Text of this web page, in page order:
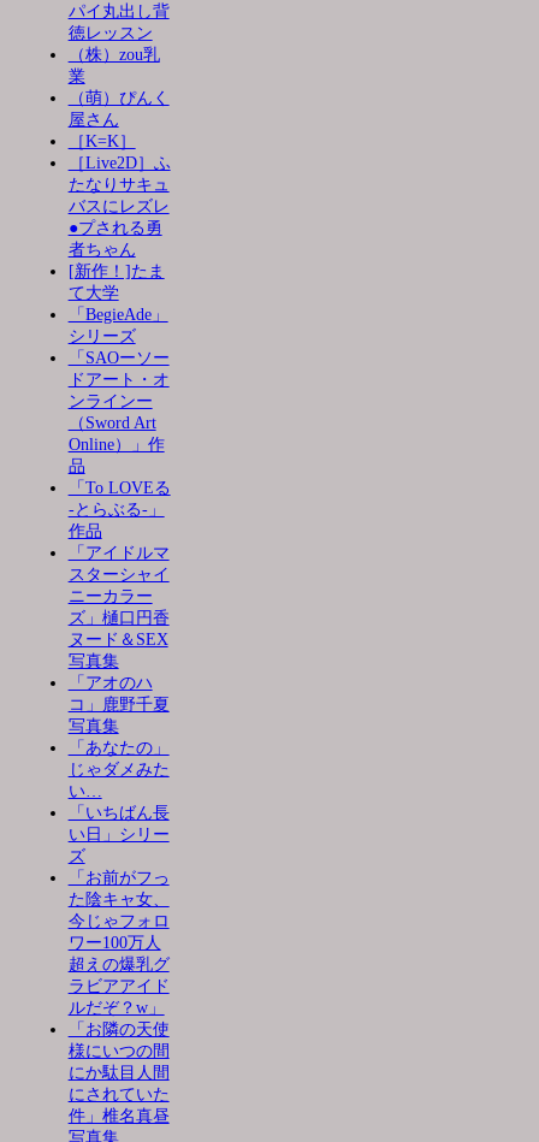
パイ丸出し背
徳レッスン
（株）zou乳
業
（萌）ぴんく
屋さん
［K=K］
［Live2D］ふ
たなりサキュ
バスにレズレ
●プされる勇
者ちゃん
[新作！]たま
て大学
「BegieAde」
シリーズ
「SAOーソー
ドアート・オ
ンラインー
（Sword Art
Online）」作
品
「To LOVEる
-とらぶる-」
作品
「アイドルマ
スターシャイ
ニーカラー
ズ」樋口円香
ヌード＆SEX
写真集
「アオのハ
コ」鹿野千夏
写真集
「あなたの」
じゃダメみた
い…
「いちばん長
い日」シリー
ズ
「お前がフっ
た陰キャ女、
今じゃフォロ
ワー100万人
超えの爆乳グ
ラビアアイド
ルだぞ？w」
「お隣の天使
様にいつの間
にか駄目人間
にされていた
件」椎名真昼
写真集